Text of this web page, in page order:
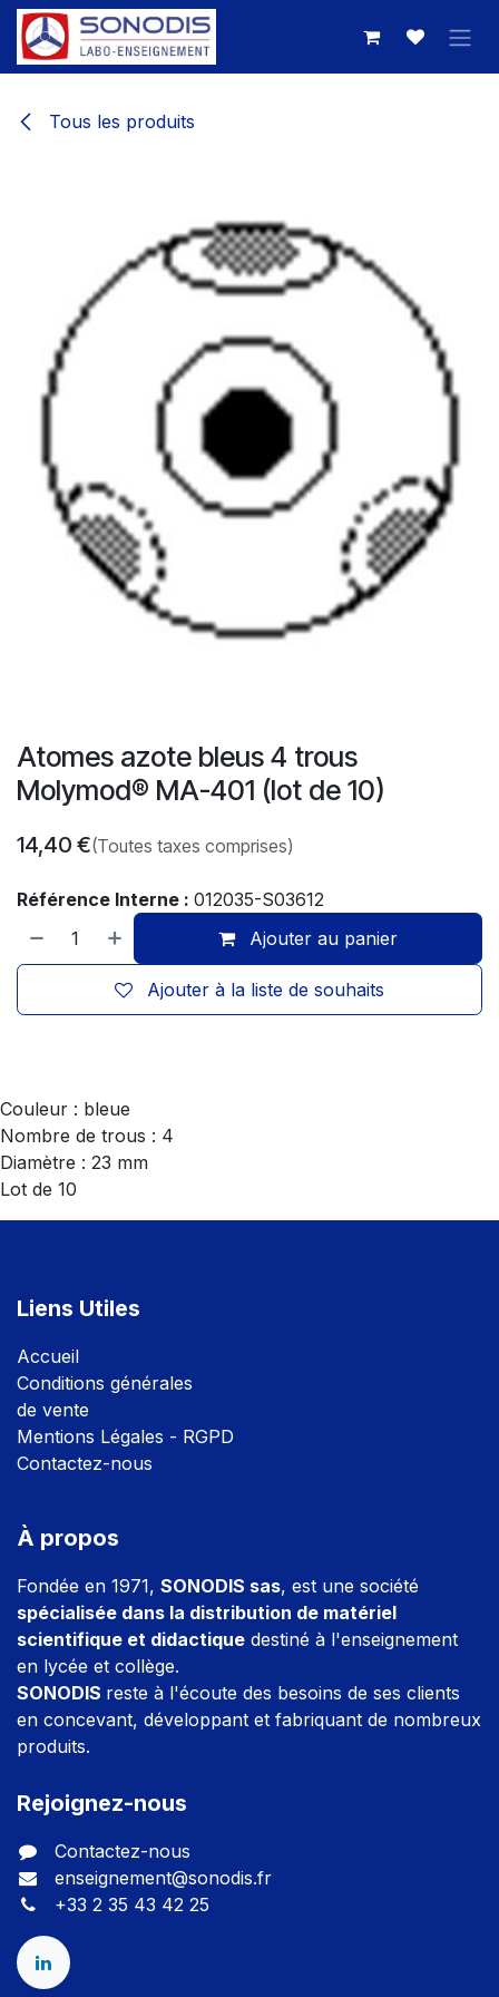
Se rendre au contenu
Tous les produits
Atomes azote bleus 4 trous
Molymod® MA-401 (lot de 10)
14,40 €(Toutes taxes comprises)
Référence Interne : 012035-S03612
Ajouter au panier
Ajouter à la liste de souhaits
Couleur : bleue
Nombre de trous : 4
Diamètre : 23 mm
Lot de 10
Liens Utiles
Accueil
Conditions générales
de vente
Mentions Légales - RGPD
Contactez-nous
À propos
Fondée en 1971, SONODIS sas, est une société
spécialisée dans la distribution de matériel
scientifique et didactique destiné à l'enseignement
en lycée et collège.
SONODIS reste à l'écoute des besoins de ses clients
en concevant, développant et fabriquant de nombreux
produits.
Rejoignez-nous
Contactez-nous
enseignement@sonodis.fr
+33 2 35 43 42 25